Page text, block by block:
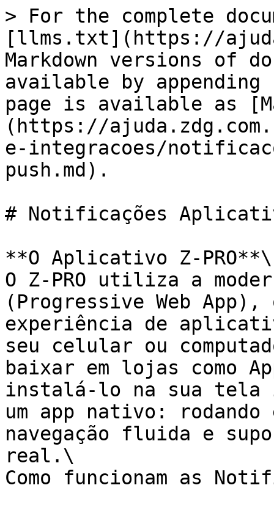
> For the complete
[llms.txt](https://
Markdown versions of
available by
page is available as
(https://
e-integracoes/
push.md).
# Notificações
**O Aplicativo Z-PRO**\
O Z-PRO utiliza a
(Progressive Web App),
experiência de
seu celular ou
baixar em lojas como
instalá-lo na sua tela
um app nativo:
navegação fluida e
real.\
Como funcionam as